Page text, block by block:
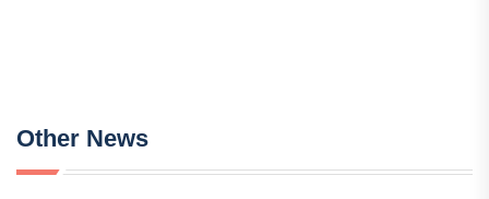
Other News